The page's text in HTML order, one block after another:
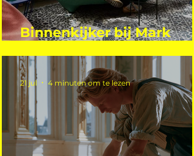
Binnenkijker bij Mark
21 jul 4 minuten om te lezen